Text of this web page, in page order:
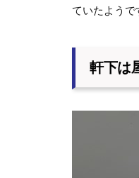
ていたようで
軒下は